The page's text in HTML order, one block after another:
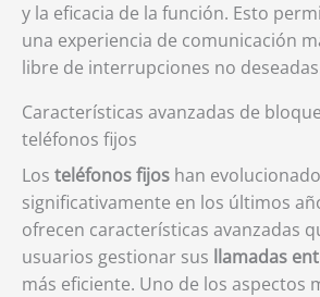
y la eficacia de la función. Esto
una experiencia de comunicación
libre de interrupciones no
Características avanzadas de
teléfonos fijos
Los teléfonos fijos han evolucionado
significativamente en los últimos
ofrecen características avanzadas
usuarios gestionar sus llamadas
más eficiente. Uno de los aspectos